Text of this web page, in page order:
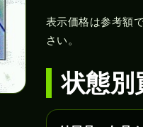
表示価格は参考額
さい。
状態別